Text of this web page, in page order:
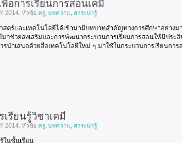
อการเรียนการสอนเคมี
2014. หัวข้อ ครู, บทความ, สาระน่ารู้
ตร์และเทคโนโลยีได้เข้ามามีบทบาทสำคัญทางการศึกษาอย่างม
มาช่วยส่งเสริมและการพัฒนากระบวนการเรียนการสอนให้มีปร
นำเสนอด้วยสื่อเทคโนโลยีใหม่ ๆ มาใช้ในกระบวนการเรียนการ
รียนรู้วิชาเคมี
2014. หัวข้อ ครู, บทความ, สาระน่ารู้
ในชั้นเรียน